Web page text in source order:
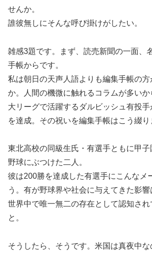
せんか。
誰彼無しにそんな呼び掛けがしたい。
雑感3題です。まず、読売新聞の一面、
手帳からです。
私は朝日の天声人語よりも編集手帳の
か。人間の機微に触れるコラムが多い
大リーグで活躍するダルビッシュ有投
を達成。その祝いを編集手帳はこう綴り
東北高校の同級生氏・有選手ともに甲
野球にぶつけた二人。
彼は200勝を達成した有選手にこんなメ
う。有が野球界や社会に与えてきた影響
世界中で唯一無二の存在として認知され
と。
そうしたら、そうです。米国は真夜中